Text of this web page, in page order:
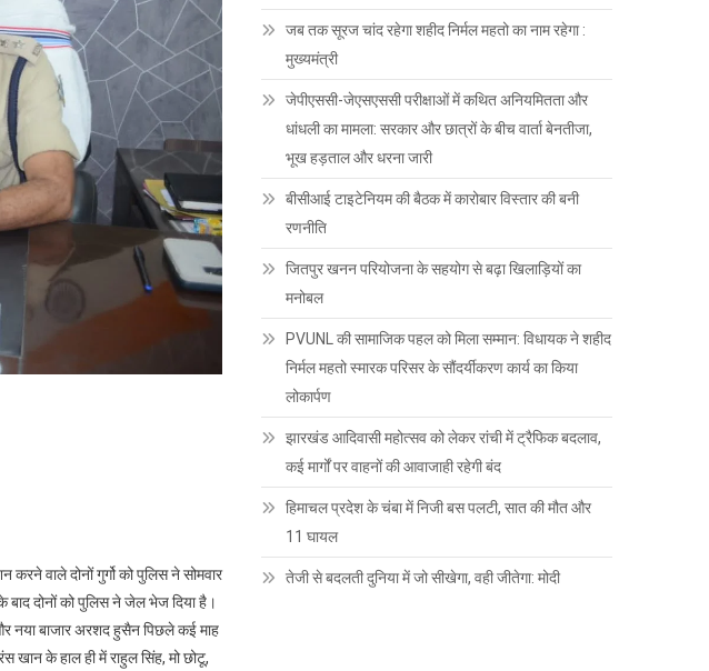
वाले दोनों गुर्गो को पुलिस ने सोमवार
बाद दोनों को पुलिस ने जेल भेज दिया है।
नया बाजार अरशद हुसैन पिछले कई माह
खान के हाल ही में राहुल सिंह, मो छोटू,
जब तक सूरज चांद रहेगा शहीद निर्मल महतो का नाम रहेगा :
मुख्यमंत्री
जेपीएससी-जेएसएससी परीक्षाओं में कथित अनियमितता और
धांधली का मामला: सरकार और छात्रों के बीच वार्ता बेनतीजा,
भूख हड़ताल और धरना जारी
बीसीआई टाइटेनियम की बैठक में कारोबार विस्तार की बनी
रणनीति
जितपुर खनन परियोजना के सहयोग से बढ़ा खिलाड़ियों का
मनोबल
PVUNL की सामाजिक पहल को मिला सम्मान: विधायक ने शहीद
निर्मल महतो स्मारक परिसर के सौंदर्यीकरण कार्य का किया
लोकार्पण
झारखंड आदिवासी महोत्सव को लेकर रांची में ट्रैफिक बदलाव,
कई मार्गों पर वाहनों की आवाजाही रहेगी बंद
हिमाचल प्रदेश के चंबा में निजी बस पलटी, सात की मौत और
11 घायल
तेजी से बदलती दुनिया में जो सीखेगा, वही जीतेगा: मोदी